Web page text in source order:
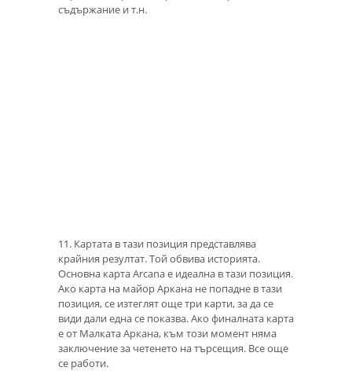
съдържание и т.н.
11. Картата в тази позиция представлява
крайния резултат. Той обвива историята.
Основна карта Arcana е идеална в тази позиция.
Ако карта на майор Аркана не попадне в тази
позиция, се изтеглят още три карти, за да се
види дали една се показва. Ако финалната карта
е от Малката Аркана, към този момент няма
заключение за четенето на търсещия. Все още
се работи.